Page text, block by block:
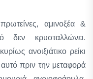
αμινοξέα &
δεν κρυσταλλώνει.
ανοιξιάτικο ρείκι
πριν την μεταφορά